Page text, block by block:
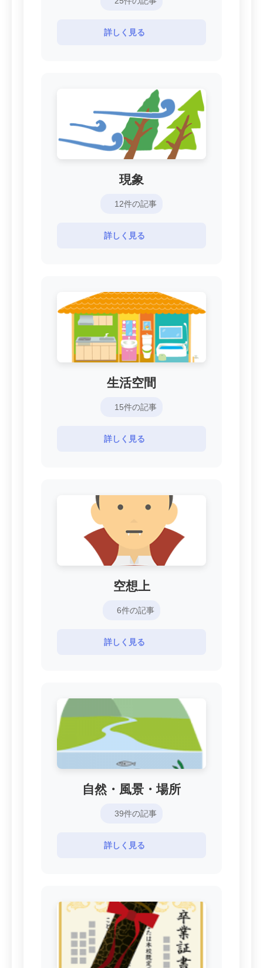
詳しく見る
現象
12件の記事
詳しく見る
生活空間
15件の記事
詳しく見る
空想上
6件の記事
詳しく見る
自然・風景・場所
39件の記事
詳しく見る